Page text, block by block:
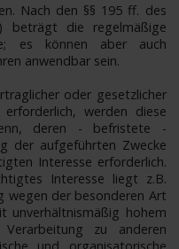
Nach den §§ 195 ff. des
beträgt die regelmäßige
es können aber auch
anwendbar sein.
oder gesetzlicher
werden diese
deren - befristete -
der aufgeführten Zwecke
Interesse erforderlich.
Interesse liegt z.B.
wegen der besonderen Art
unverhältnismäßig hohem
zu anderen